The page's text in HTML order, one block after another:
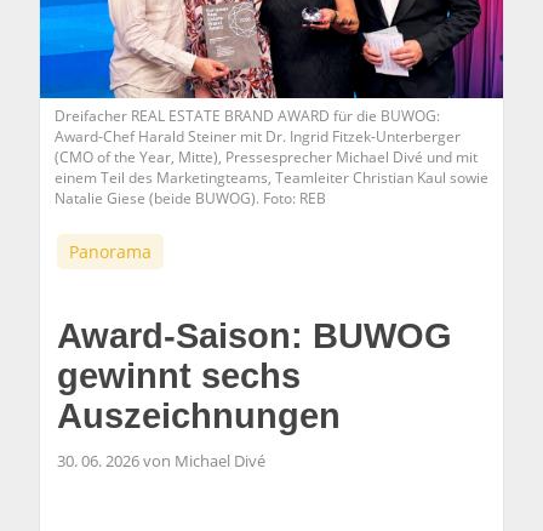
Dreifacher REAL ESTATE BRAND AWARD für die BUWOG:
Award-Chef Harald Steiner mit Dr. Ingrid Fitzek-Unterberger
(CMO of the Year, Mitte), Pressesprecher Michael Divé und mit
einem Teil des Marketingteams, Teamleiter Christian Kaul sowie
Natalie Giese (beide BUWOG). Foto: REB
Panorama
Award-Saison: BUWOG
gewinnt sechs
Auszeichnungen
30. 06. 2026 von Michael Divé